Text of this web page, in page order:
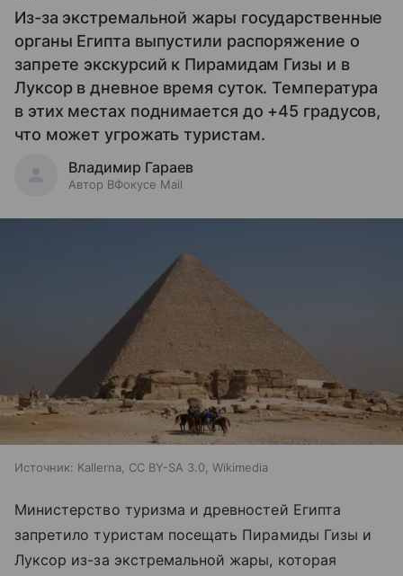
Из-за экстремальной жары государственные
органы Египта выпустили распоряжение о
запрете экскурсий к Пирамидам Гизы и в
Луксор в дневное время суток. Температура
в этих местах поднимается до +45 градусов,
что может угрожать туристам.
Владимир Гараев
Автор ВФокусе Mail
Источник: Kallerna, CC BY-SA 3.0, Wikimedia
Министерство туризма и древностей Египта
запретило туристам посещать Пирамиды Гизы и
Луксор из-за экстремальной жары, которая